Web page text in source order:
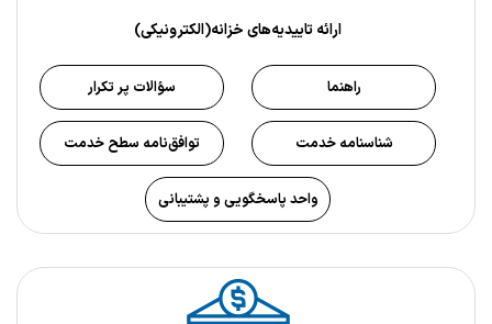
ارائه تاییدیه‌های خزانه(الکترونیکی)
راهنما سؤالات پر تکرار
شناسنامه خدمت توافق‌نامه سطح خدمت
واحد پاسخگویی و پشتیبانی